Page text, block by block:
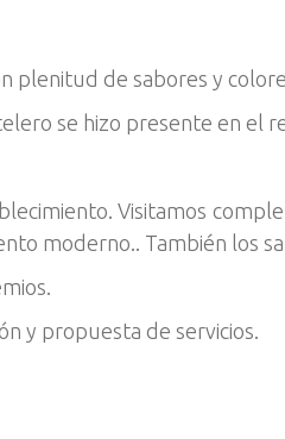
plenitud de sabores y
se hizo presente en el
Visitamos
moderno.. También los
y propuesta de servicios.